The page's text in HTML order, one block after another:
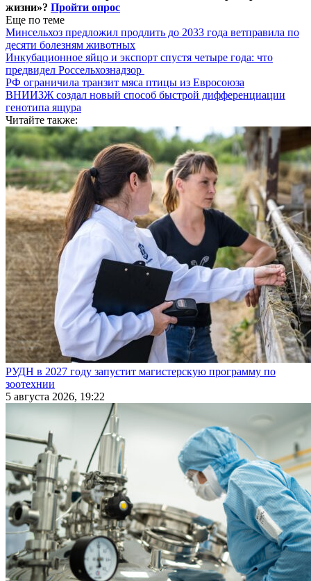
жизни»? Пройти опрос
Еще по теме
Минсельхоз предложил продлить до 2033 года ветправила по
десяти болезням животных
Инкубационное яйцо и экспорт спустя четыре года: что
предвидел Россельхознадзор
РФ ограничила транзит мяса птицы из Евросоюза
ВНИИЗЖ создал новый способ быстрой дифференциации
генотипа ящура
Читайте также:
РУДН в 2027 году запустит магистерскую программу по
зоотехнии
5 августа 2026, 19:22